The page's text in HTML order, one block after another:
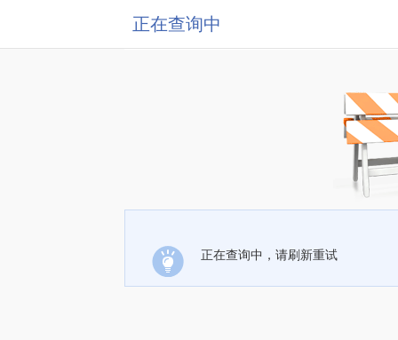
正在查询中
正在查询中，请刷新重试